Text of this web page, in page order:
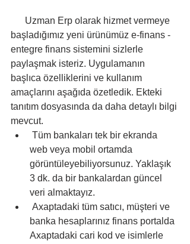
başladığımız yeni ürünümüz e-finans -
entegre finans sistemini sizlerle
paylaşmak isteriz. Uygulamanın
başlıca özelliklerini ve kullanım
amaçlarını aşağıda özetledik. Ekteki
tanıtım dosyasında da daha detaylı bilgi
mevcut.
web veya mobil ortamda
görüntüleyebiliyorsunuz. Yaklaşık
3 dk. da bir bankalardan güncel
veri almaktayız.
banka hesaplarınız finans portalda
Axaptadaki cari kod ve isimlerle